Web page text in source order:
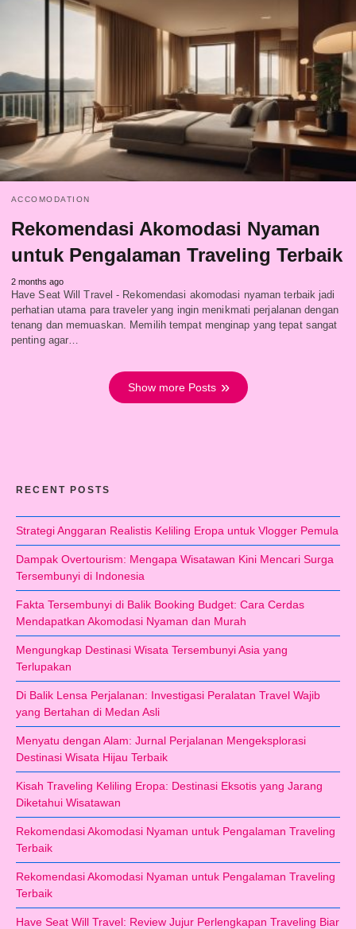
ACCOMODATION
Rekomendasi Akomodasi Nyaman
untuk Pengalaman Traveling Terbaik
2 months ago
Have Seat Will Travel - Rekomendasi akomodasi nyaman terbaik jadi
perhatian utama para traveler yang ingin menikmati perjalanan dengan
tenang dan memuaskan. Memilih tempat menginap yang tepat sangat
penting agar…
Show more Posts
RECENT POSTS
Strategi Anggaran Realistis Keliling Eropa untuk Vlogger Pemula
Dampak Overtourism: Mengapa Wisatawan Kini Mencari Surga
Tersembunyi di Indonesia
Fakta Tersembunyi di Balik Booking Budget: Cara Cerdas
Mendapatkan Akomodasi Nyaman dan Murah
Mengungkap Destinasi Wisata Tersembunyi Asia yang
Terlupakan
Di Balik Lensa Perjalanan: Investigasi Peralatan Travel Wajib
yang Bertahan di Medan Asli
Menyatu dengan Alam: Jurnal Perjalanan Mengeksplorasi
Destinasi Wisata Hijau Terbaik
Kisah Traveling Keliling Eropa: Destinasi Eksotis yang Jarang
Diketahui Wisatawan
Rekomendasi Akomodasi Nyaman untuk Pengalaman Traveling
Terbaik
Rekomendasi Akomodasi Nyaman untuk Pengalaman Traveling
Terbaik
Have Seat Will Travel: Review Jujur Perlengkapan Traveling Biar